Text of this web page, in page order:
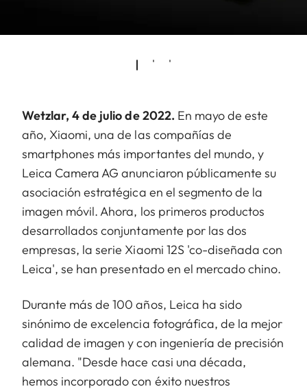
Wetzlar, 4 de julio de 2022. En mayo de este
año, Xiaomi, una de las compañías de
smartphones más importantes del mundo, y
Leica Camera AG anunciaron públicamente su
asociación estratégica en el segmento de la
imagen móvil. Ahora, los primeros productos
desarrollados conjuntamente por las dos
empresas, la serie Xiaomi 12S 'co-diseñada con
Leica', se han presentado en el mercado chino.
Durante más de 100 años, Leica ha sido
sinónimo de excelencia fotográfica, de la mejor
calidad de imagen y con ingeniería de precisión
alemana. "Desde hace casi una década,
hemos incorporado con éxito nuestros